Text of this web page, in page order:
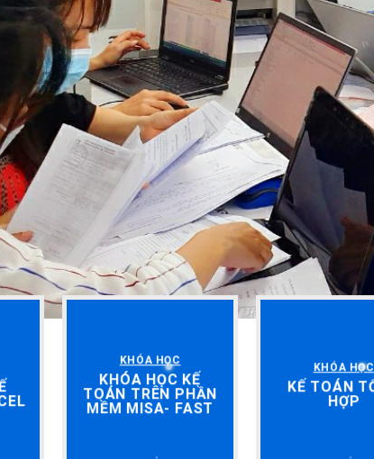
KHÓA HỌC
KHÓA HỌC KẾ
TOÁN TRÊN PHẦN
MỀM MISA- FAST
KHÓA HỌC
KẾ TOÁN
HỢP